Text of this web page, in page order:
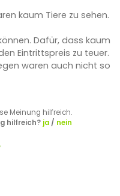
kaum Tiere zu sehen.
Dafür, dass kaum
Eintrittspreis zu teuer.
waren auch nicht so
Meinung hilfreich.
hilfreich? ja/ nein